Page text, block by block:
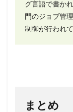
グ言語で書か
門のジョブ管
制御が行われて
まとめ